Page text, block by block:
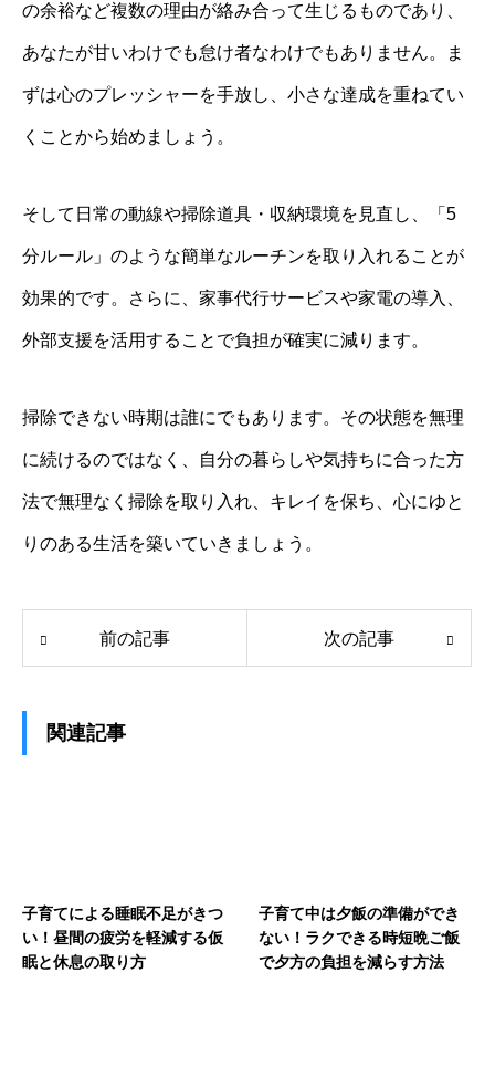
の余裕など複数の理由が絡み合って生じるものであり、
あなたが甘いわけでも怠け者なわけでもありません。ま
ずは心のプレッシャーを手放し、小さな達成を重ねてい
くことから始めましょう。
そして日常の動線や掃除道具・収納環境を見直し、「5
分ルール」のような簡単なルーチンを取り入れることが
効果的です。さらに、家事代行サービスや家電の導入、
外部支援を活用することで負担が確実に減ります。
掃除できない時期は誰にでもあります。その状態を無理
に続けるのではなく、自分の暮らしや気持ちに合った方
法で無理なく掃除を取り入れ、キレイを保ち、心にゆと
りのある生活を築いていきましょう。
前の記事 次の記事
関連記事
子育てによる睡眠不足がきつ
い！昼間の疲労を軽減する仮
眠と休息の取り方
子育て中は夕飯の準備ができ
ない！ラクできる時短晩ご飯
で夕方の負担を減らす方法